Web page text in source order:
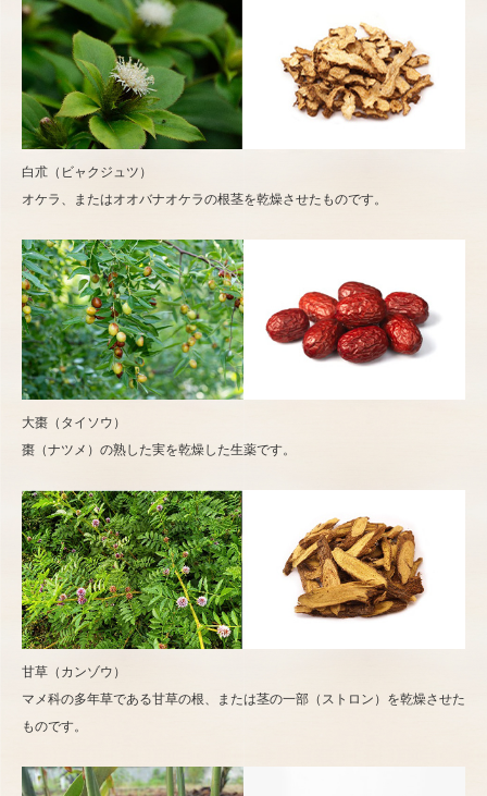
白朮（ビャクジュツ）
オケラ、またはオオバナオケラの根茎を乾燥させたものです。
大棗（タイソウ）
棗（ナツメ）の熟した実を乾燥した生薬です。
甘草（カンゾウ）
マメ科の多年草である甘草の根、または茎の一部（ストロン）を乾燥させた
ものです。